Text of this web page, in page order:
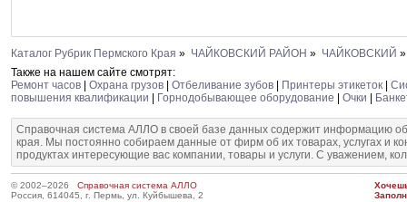
Каталог Рубрик Пермского Края » ЧАЙКОВСКИЙ РАЙОН » ЧАЙКОВСКИЙ
Также на нашем сайте смотрят:
Ремонт часов
Охрана грузов Отбеливание зубов Принтеры этикеток
повышения квалификации
Горнодобывающее оборудование Очки
Справочная система АЛЛО в своей базе данных содержит информацию
края. Мы постоянно собираем данные от фирм об их товарах, услугах и
продуктах интересующие вас компании, товары и услуги. С уважением,
© 2002–2026 Справочная система АЛЛО
Россия, 614045, г. Пермь, ул. Куйбышева, 2